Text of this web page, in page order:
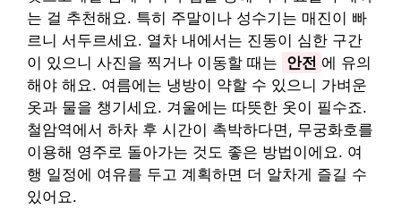
는 걸 추천해요. 특히 주말이나 성수기는 매진이 빠
르니 서두르세요. 열차 내에서는 진동이 심한 구간
이 있으니 사진을 찍거나 이동할 때는 안전 에 유의
해야 해요. 여름에는 냉방이 약할 수 있으니 가벼운
옷과 물을 챙기세요. 겨울에는 따뜻한 옷이 필수죠.
철암역에서 하차 후 시간이 촉박하다면, 무궁화호를
이용해 영주로 돌아가는 것도 좋은 방법이에요. 여
행 일정에 여유를 두고 계획하면 더 알차게 즐길 수
있어요.